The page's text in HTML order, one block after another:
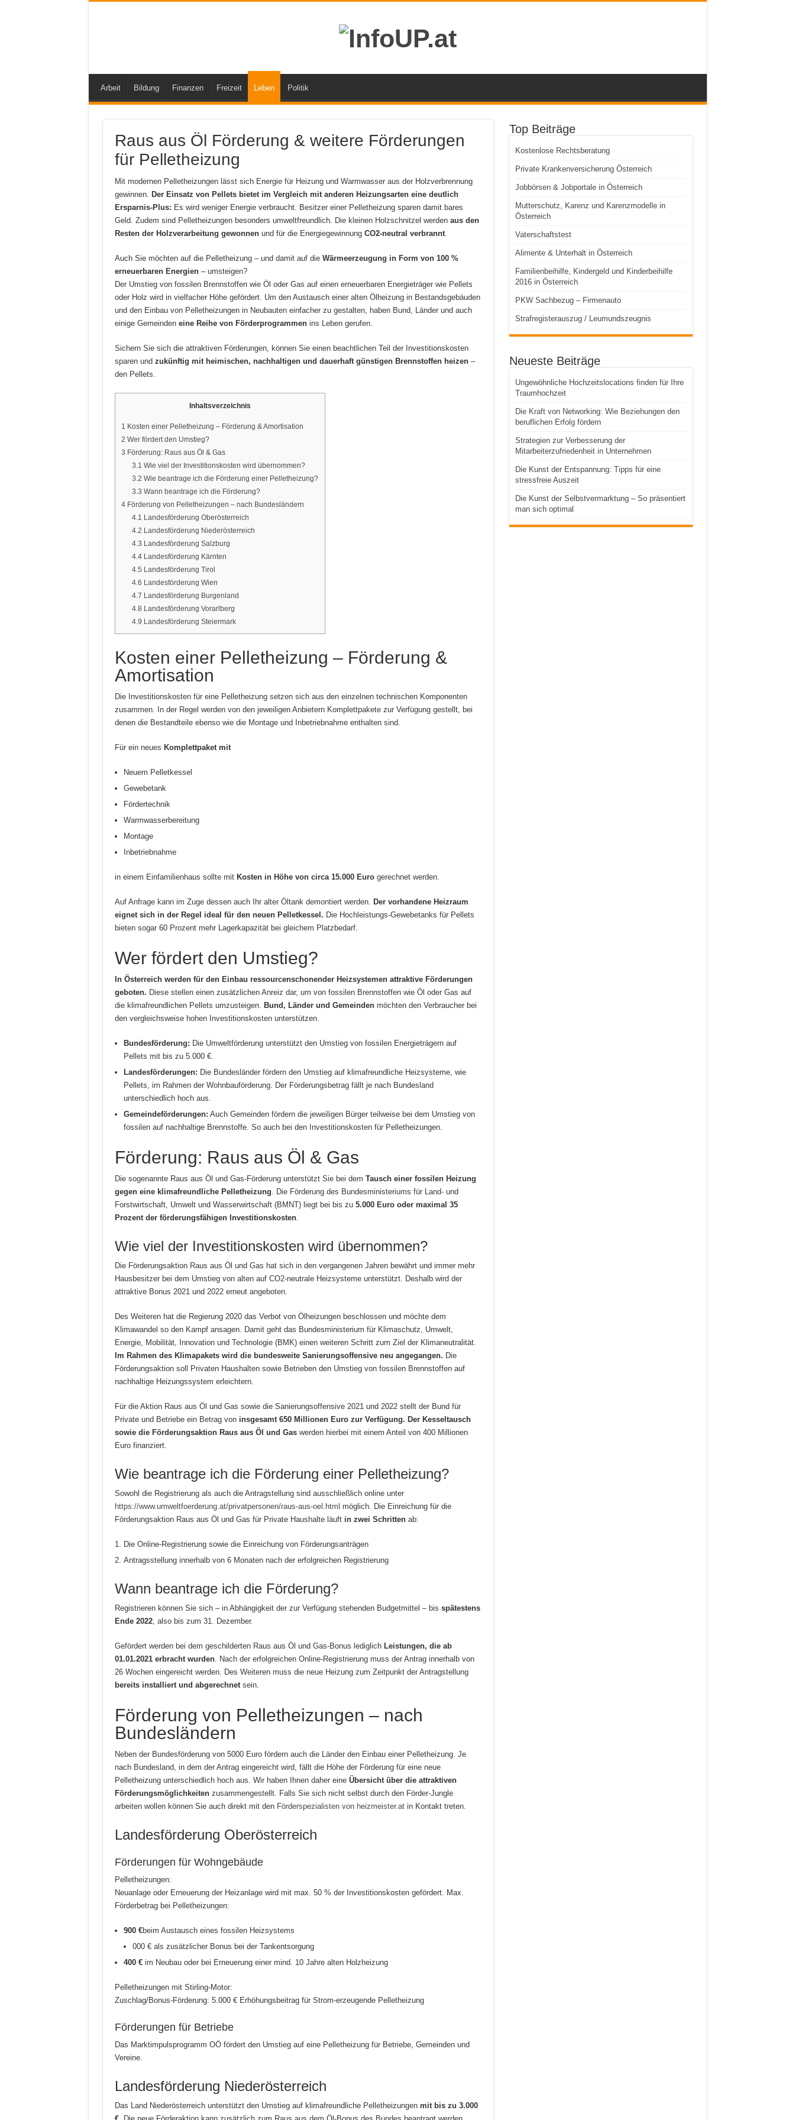
Arbeit Bildung Finanzen Freizeit Leben Politik
Raus aus Öl Förderung & weitere Förderungen
für Pelletheizung
Mit modernen Pelletheizungen lässt sich Energie für Heizung und Warmwasser aus der Holzverbrennung
gewinnen. Der Einsatz von Pellets bietet im Vergleich mit anderen Heizungsarten eine deutlich
Ersparnis-Plus: Es wird weniger Energie verbraucht. Besitzer einer Pelletheizung sparen damit bares
Geld. Zudem sind Pelletheizungen besonders umweltfreundlich. Die kleinen Holzschnitzel werden aus den
Resten der Holzverarbeitung gewonnenund für die Energiegewinnung CO2-neutral verbrannt.
Auch Sie möchten auf die Pelletheizung – und damit auf die Wärmeerzeugung in Form von 100 %
erneuerbaren Energien– umsteigen?
Der Umstieg von fossilen Brennstoffen wie Öl oder Gas auf einen erneuerbaren Energieträger wie Pellets
oder Holz wird in vielfacher Höhe gefördert. Um den Austausch einer alten Ölheizung in Bestandsgebäuden
und den Einbau von Pelletheizungen in Neubauten einfacher zu gestalten, haben Bund, Länder und auch
einige Gemeinden eine Reihe von Förderprogrammenins Leben gerufen.
Sichern Sie sich die attraktiven Förderungen, können Sie einen beachtlichen Teil der Investitionskosten
sparen und zukünftig mit heimischen, nachhaltigen und dauerhaft günstigen Brennstoffen heizen–
den Pellets.
Inhaltsverzeichnis
1 Kosten einer Pelletheizung – Förderung & Amortisation
2 Wer fördert den Umstieg?
3 Förderung: Raus aus Öl & Gas
3.1 Wie viel der Investitionskosten wird übernommen?
3.2 Wie beantrage ich die Förderung einer Pelletheizung?
3.3 Wann beantrage ich die Förderung?
4Förderung von Pelletheizungen – nach Bundesländern
4.1 Landesförderung Oberösterreich
4.2 Landesförderung Niederösterreich
4.3 Landesförderung Salzburg
4.4 Landesförderung Kärnten
4.5 Landesförderung Tirol
4.6 Landesförderung Wien
4.7 Landesförderung Burgenland
4.8 Landesförderung Vorarlberg
4.9 Landesförderung Steiermark
Kosten einer Pelletheizung – Förderung &
Amortisation
Die Investitionskosten für eine Pelletheizung setzen sich aus den einzelnen technischen Komponenten
zusammen. In der Regel werden von den jeweiligen Anbietern Komplettpakete zur Verfügung gestellt, bei
denen die Bestandteile ebenso wie die Montage und Inbetriebnahme enthalten sind.
Für ein neues Komplettpaket mit
Neuem Pelletkessel
Gewebetank
Fördertechnik
Warmwasserbereitung
Montage
Inbetriebnahme
in einem Einfamilienhaus sollte mit Kosten in Höhe von circa 15.000 Eurogerechnet werden.
Auf Anfrage kann im Zuge dessen auch Ihr alter Öltank demontiert werden. Der vorhandene Heizraum
eignet sich in der Regel ideal für den neuen Pelletkessel. Die Hochleistungs-Gewebetanks für Pellets
bieten sogar 60 Prozent mehr Lagerkapazität bei gleichem Platzbedarf.
Wer fördert den Umstieg?
In Österreich werden für den Einbau ressourcenschonender Heizsystemen attraktive Förderungen
geboten. Diese stellen einen zusätzlichen Anreiz dar, um von fossilen Brennstoffen wie Öl oder Gas auf
die klimafreundlichen Pellets umzusteigen. Bund, Länder und Gemeindenmöchten den Verbraucher bei
den vergleichsweise hohen Investitionskosten unterstützen.
Bundesförderung: Die Umweltförderung unterstützt den Umstieg von fossilen Energieträgern auf
Pellets mit bis zu 5.000 €.
Landesförderungen: Die Bundesländer fördern den Umstieg auf klimafreundliche Heizsysteme, wie
Pellets, im Rahmen der Wohnbauförderung. Der Förderungsbetrag fällt je nach Bundesland
unterschiedlich hoch aus.
Gemeindeförderungen: Auch Gemeinden fördern die jeweiligen Bürger teilweise bei dem Umstieg von
fossilen auf nachhaltige Brennstoffe. So auch bei den Investitionskosten für Pelletheizungen.
Förderung: Raus aus Öl & Gas
Die sogenannte Raus aus Öl und Gas-Förderung unterstützt Sie bei dem Tausch einer fossilen Heizung
gegen eine klimafreundliche Pelletheizung. Die Förderung des Bundesministeriums für Land- und
Forstwirtschaft, Umwelt und Wasserwirtschaft (BMNT) liegt bei bis zu 5.000 Euro oder maximal 35
Prozent der förderungsfähigen Investitionskosten.
Wie viel der Investitionskosten wird übernommen?
Die Förderungsaktion Raus aus Öl und Gas hat sich in den vergangenen Jahren bewährt und immer mehr
Hausbesitzer bei dem Umstieg von alten auf CO2-neutrale Heizsysteme unterstützt. Deshalb wird der
attraktive Bonus 2021 und 2022 erneut angeboten.
Des Weiteren hat die Regierung 2020 das Verbot von Ölheizungen beschlossen und möchte dem
Klimawandel so den Kampf ansagen. Damit geht das Bundesministerium für Klimaschutz, Umwelt,
Energie, Mobilität, Innovation und Technologie (BMK) einen weiteren Schritt zum Ziel der Klimaneutralität.
Im Rahmen des Klimapakets wird die bundesweite Sanierungsoffensive neu angegangen. Die
Förderungsaktion soll Privaten Haushalten sowie Betrieben den Umstieg von fossilen Brennstoffen auf
nachhaltige Heizungssystem erleichtern.
Für die Aktion Raus aus Öl und Gas sowie die Sanierungsoffensive 2021 und 2022 stellt der Bund für
Private und Betriebe ein Betrag von insgesamt 650 Millionen Euro zur Verfügung. Der Kesseltausch
sowie die Förderungsaktion Raus aus Öl und Gas werden hierbei mit einem Anteil von 400 Millionen
Euro finanziert.
Wie beantrage ich die Förderung einer Pelletheizung?
Sowohl die Registrierung als auch die Antragstellung sind ausschließlich online unter
https://www.umweltfoerderung.at/privatpersonen/raus-aus-oel.html möglich. Die Einreichung für die
Förderungsaktion Raus aus Öl und Gas für Private Haushalte läuft in zwei Schrittenab:
Die Online-Registrierung sowie die Einreichung von Förderungsanträgen
Antragsstellung innerhalb von 6 Monaten nach der erfolgreichen Registrierung
Wann beantrage ich die Förderung?
Registrieren können Sie sich – in Abhängigkeit der zur Verfügung stehenden Budgetmittel – bis spätestens
Ende 2022, also bis zum 31. Dezember.
Gefördert werden bei dem geschilderten Raus aus Öl und Gas-Bonus lediglich Leistungen, die ab
01.01.2021 erbracht wurden. Nach der erfolgreichen Online-Registrierung muss der Antrag innerhalb von
26 Wochen eingereicht werden. Des Weiteren muss die neue Heizung zum Zeitpunkt der Antragstellung
bereits installiert und abgerechnetsein.
Förderung von Pelletheizungen – nach
Bundesländern
Neben der Bundesförderung von 5000 Euro fördern auch die Länder den Einbau einer Pelletheizung. Je
nach Bundesland, in dem der Antrag eingereicht wird, fällt die Höhe der Förderung für eine neue
Pelletheizung unterschiedlich hoch aus. Wir haben Ihnen daher eine Übersicht über die attraktiven
Förderungsmöglichkeitenzusammengestellt. Falls Sie sich nicht selbst durch den Förder-Jungle
arbeiten wollen können Sie auch direkt mit den Förderspezialisten von heizmeister.atin Kontakt treten.
Landesförderung Oberösterreich
Förderungen für Wohngebäude
Pelletheizungen:
Neuanlage oder Erneuerung der Heizanlage wird mit max. 50 % der Investitionskosten gefördert. Max.
Förderbetrag bei Pelletheizungen:
900 €beim Austausch eines fossilen Heizsystems
000 € als zusätzlicher Bonus bei der Tankentsorgung
400 € im Neubau oder bei Erneuerung einer mind. 10 Jahre alten Holzheizung
Pelletheizungen mit Stirling-Motor:
Zuschlag/Bonus-Förderung: 5.000 € Erhöhungsbeitrag für Strom-erzeugende Pelletheizung
Förderungen für Betriebe
Das Marktimpulsprogramm OÖ fördert den Umstieg auf eine Pelletheizung für Betriebe, Gemeinden und
Vereine.
Landesförderung Niederösterreich
Das Land Niederösterreich unterstützt den Umstieg auf klimafreundliche Pelletheizungen mit bis zu 3.000
Top Beiträge
Kostenlose Rechtsberatung
Private Krankenversicherung Österreich
Jobbörsen & Jobportale in Österreich
Mutterschutz, Karenz und Karenzmodelle in
Österreich
Vaterschaftstest
Alimente & Unterhalt in Österreich
Familienbeihilfe, Kindergeld und Kinderbeihilfe
2016 in Österreich
PKW Sachbezug – Firmenauto
Strafregisterauszug / Leumundszeugnis
Neueste Beiträge
Ungewöhnliche Hochzeitslocations finden für Ihre
Traumhochzeit
Die Kraft von Networking: Wie Beziehungen den
beruflichen Erfolg fördern
Strategien zur Verbesserung der
Mitarbeiterzufriedenheit in Unternehmen
Die Kunst der Entspannung: Tipps für eine
stressfreie Auszeit
Die Kunst der Selbstvermarktung – So präsentiert
man sich optimal